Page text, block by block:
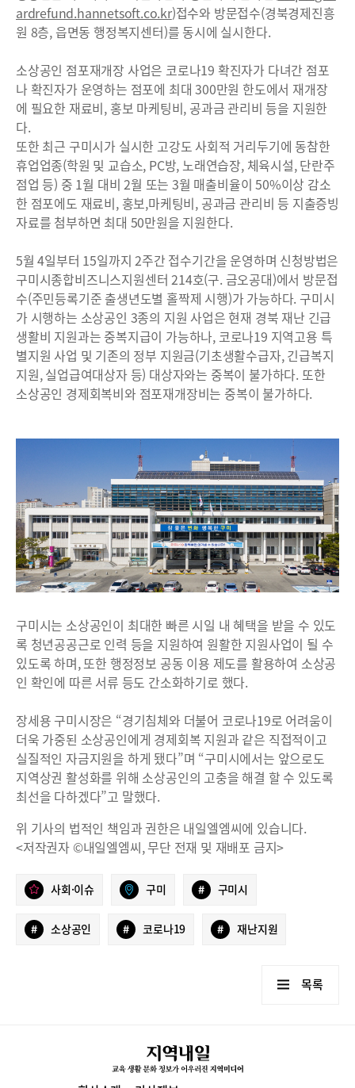
ardrefund.hannetsoft.co.kr)접수와 방문접수(경북경제진흥
원 8층, 읍면동 행정복지센터)를 동시에 실시한다.
소상공인 점포재개장 사업은 코로나19 확진자가 다녀간 점포
나 확진자가 운영하는 점포에 최대 300만원 한도에서 재개장
에 필요한 재료비, 홍보 마케팅비, 공과금 관리비 등을 지원한
다.
또한 최근 구미시가 실시한 고강도 사회적 거리두기에 동참한
휴업업종(학원 및 교습소, PC방, 노래연습장, 체육시설, 단란주
점업 등) 중 1월 대비 2월 또는 3월 매출비율이 50%이상 감소
한 점포에도 재료비, 홍보,마케팅비, 공과금 관리비 등 지출증빙
자료를 첨부하면 최대 50만원을 지원한다.
5월 4일부터 15일까지 2주간 접수기간을 운영하며 신청방법은
구미시종합비즈니스지원센터 214호(구. 금오공대)에서 방문접
수(주민등록기준 출생년도별 홀짝제 시행)가 가능하다. 구미시
가 시행하는 소상공인 3종의 지원 사업은 현재 경북 재난 긴급
생활비 지원과는 중복지급이 가능하나, 코로나19 지역고용 특
별지원 사업 및 기존의 정부 지원금(기초생활수급자, 긴급복지
지원, 실업급여대상자 등) 대상자와는 중복이 불가하다. 또한
소상공인 경제회복비와 점포재개장비는 중복이 불가하다.
구미시는 소상공인이 최대한 빠른 시일 내 혜택을 받을 수 있도
록 청년공공근로 인력 등을 지원하여 원활한 지원사업이 될 수
있도록 하며, 또한 행정정보 공동 이용 제도를 활용하여 소상공
인 확인에 따른 서류 등도 간소화하기로 했다.
장세용 구미시장은 “경기침체와 더불어 코로나19로 어려움이
더욱 가중된 소상공인에게 경제회복 지원과 같은 직접적이고
실질적인 자금지원을 하게 됐다”며 “구미시에서는 앞으로도
지역상권 활성화를 위해 소상공인의 고충을 해결 할 수 있도록
최선을 다하겠다”고 말했다.
위 기사의 법적인 책임과 권한은 내일엘엠씨에 있습니다.
<저작권자 ©내일엘엠씨, 무단 전재 및 재배포 금지>
사회·이슈 구미 # 구미시
# 소상공인 # 코로나19 # 재난지원
목록